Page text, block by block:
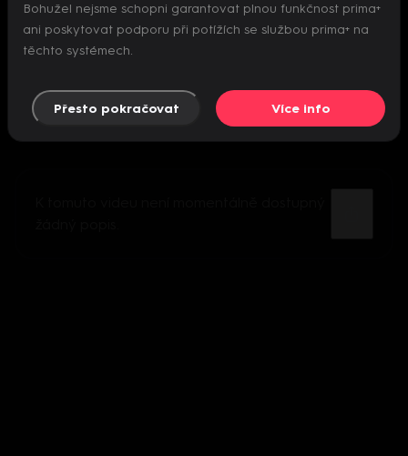
Nepodařilo se inicializovat přehrávač
Bohužel nejsme schopni garantovat plnou funkčnost prima+
ani poskytovat podporu při potížích se službou prima+ na
těchto systémech.
Přesto pokračovat Více info